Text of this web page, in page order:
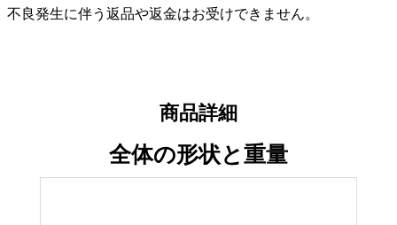
不良発生に伴う返品や返金はお受けできません。
商品詳細
全体の形状と重量